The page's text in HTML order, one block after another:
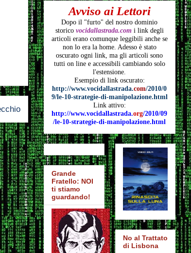
Avviso ai Lettori
Dopo il "furto" del nostro dominio
storico vocidallastrada.comi link degli
articoli erano comunque leggibili anche se
non lo era la home. Adesso è stato
oscurato ogni link, ma gli articoli sono
tutti on line e accessibili cambiando solo
l'estensione.
Esempio di link oscurato:
http://www.vocidallastrada.com/2010/0
9/le-10-strategie-di-manipolazione.html
Link attivo:
http://www.vocidallastrada.org/2010/09
/le-10-strategie-di-manipolazione.html
Grande
Fratello: NOI
ti stiamo
guardando!
No al Trattato
di Lisbona